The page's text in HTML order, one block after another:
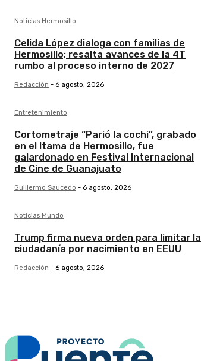
Noticias Hermosillo
Celida López dialoga con familias de
Hermosillo; resalta avances de la 4T
rumbo al proceso interno de 2027
Redacción - 6 agosto, 2026
Entretenimiento
Cortometraje “Parió la cochi”, grabado
en el Itama de Hermosillo, fue
galardonado en Festival Internacional
de Cine de Guanajuato
Guillermo Saucedo - 6 agosto, 2026
Noticias Mundo
Trump firma nueva orden para limitar la
ciudadanía por nacimiento en EEUU
Redacción - 6 agosto, 2026